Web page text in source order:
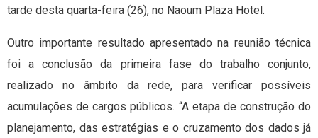
tarde desta quarta-feira (26), no Naoum Plaza Hotel.
Outro importante resultado apresentado na reunião técnica
foi a conclusão da primeira fase do trabalho conjunto,
realizado no âmbito da rede, para verificar possíveis
acumulações de cargos públicos. “A etapa de construção do
planejamento, das estratégias e o cruzamento dos dados já